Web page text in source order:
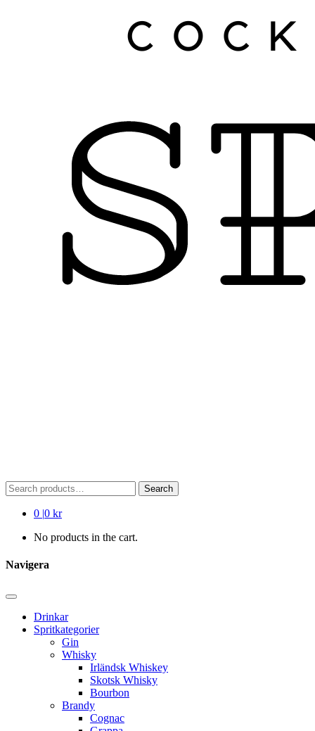
Search
for:
Search
0 |0 kr
No products in the cart.
Navigera
Drinkar
Spritkategorier
Gin
Whisky
Irländsk Whiskey
Skotsk Whisky
Bourbon
Brandy
Cognac